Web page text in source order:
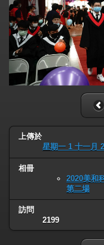
上傳於
星期一 1 十一月
相冊
2020美和
第二場
訪問
2199